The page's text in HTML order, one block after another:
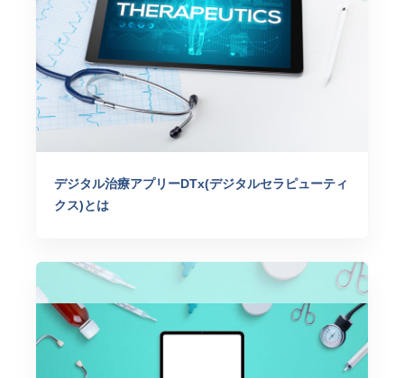
デジタル治療アプリーDTx(デジタルセラピューティ
クス)とは